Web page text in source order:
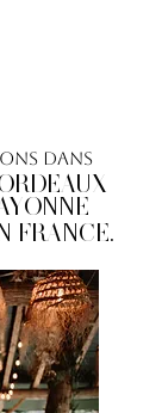
dans
-
FRANCE.